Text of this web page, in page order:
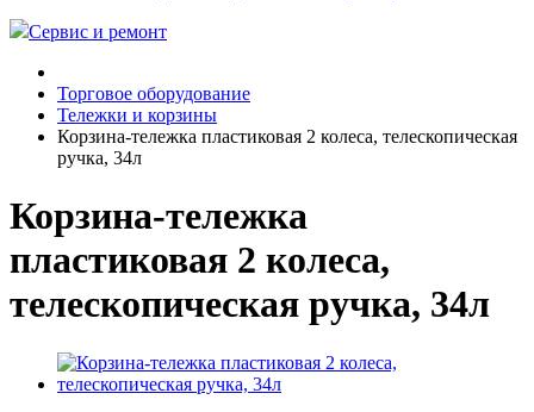
Сервис и ремонт
Торговое оборудование
Тележки и корзины
Корзина-тележка пластиковая 2 колеса, телескопическая
ручка, 34л
Корзина-тележка
пластиковая 2 колеса,
телескопическая ручка, 34л